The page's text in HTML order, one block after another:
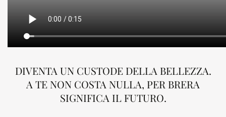
DIVENTA UN CUSTODE DELLA BELLEZZA.
A TE NON COSTA NULLA, PER BRERA
SIGNIFICA IL FUTURO.